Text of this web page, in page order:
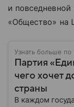
и
«Общество» на
Узнать больше по
Партия
чего хочет
страны
В каждом